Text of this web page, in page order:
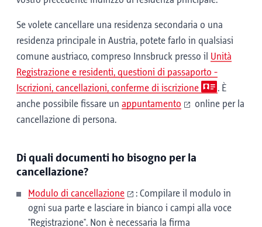
Se volete cancellare una residenza secondaria o una
residenza principale in Austria, potete farlo in qualsiasi
comune austriaco, compreso Innsbruck presso il Unità
Registrazione e residenti, questioni di passaporto -
Iscrizioni, cancellazioni, conferme di iscrizione
. È
anche possibile fissare un appuntamento
online per la
cancellazione di persona.
Di quali documenti ho bisogno per la
cancellazione?
Modulo di cancellazione
: Compilare il modulo in
ogni sua parte e lasciare in bianco i campi alla voce
"Registrazione". Non è necessaria la firma